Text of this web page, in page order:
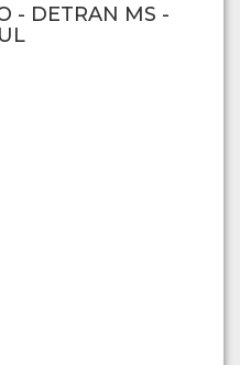
- DETRAN MS -